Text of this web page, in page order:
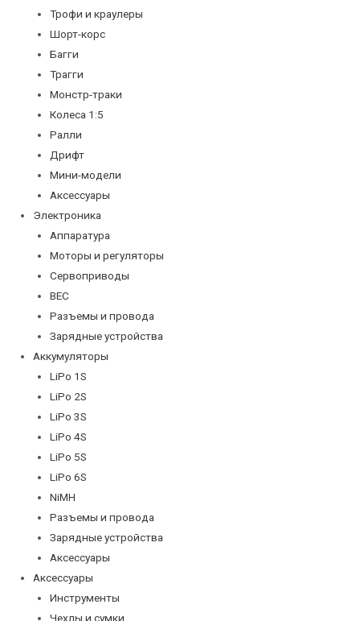
Трофи и краулеры
Шорт-корс
Багги
Трагги
Монстр-траки
Колеса 1:5
Ралли
Дрифт
Мини-модели
Аксессуары
Электроника
Аппаратура
Моторы и регуляторы
Сервоприводы
BEC
Разъемы и провода
Зарядные устройства
Аккумуляторы
LiPo 1S
LiPo 2S
LiPo 3S
LiPo 4S
LiPo 5S
LiPo 6S
NiMH
Разъемы и провода
Зарядные устройства
Аксессуары
Аксессуары
Инструменты
Чехлы и сумки